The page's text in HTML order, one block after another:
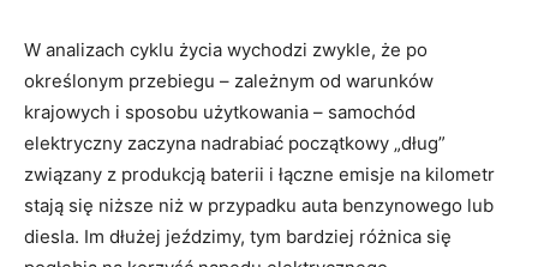
W analizach cyklu życia wychodzi zwykle, że po
określonym przebiegu – zależnym od warunków
krajowych i sposobu użytkowania – samochód
elektryczny zaczyna nadrabiać początkowy „dług”
związany z produkcją baterii i łączne emisje na kilometr
stają się niższe niż w przypadku auta benzynowego lub
diesla. Im dłużej jeździmy, tym bardziej różnica się